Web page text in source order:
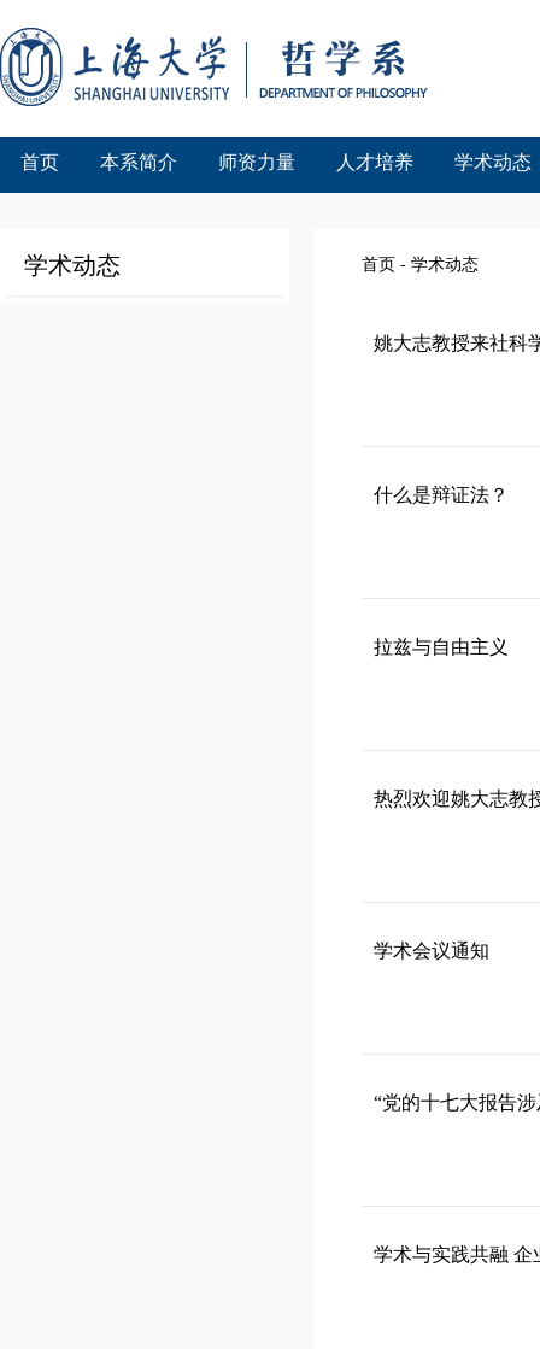
首页 本系简介 师资力量 人才培养 学术动态
学术动态 首页 - 学术动态
姚大志教授来社科
什么是辩证法？
拉兹与自由主义
热烈欢迎姚大志教
学术会议通知
“党的十七大报告
学术与实践共融